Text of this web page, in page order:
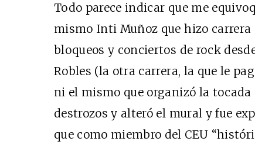
Todo parece indicar que me
mismo Inti Muñoz que hizo
bloqueos y conciertos de rock
Robles (la otra carrera, la que le
ni el mismo que organizó la tocada
destrozos y alteró el mural y fue
que como miembro del CEU